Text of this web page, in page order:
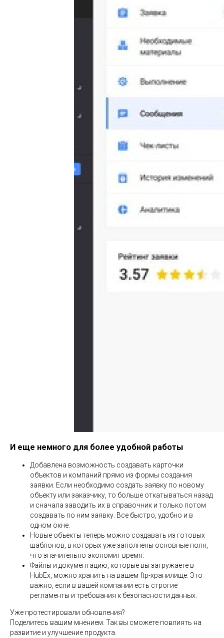
И еще немного для более удобной работы
Добавлена возможность создавать карточки
объектов и компаний прямо из формы создания
заявки. Если необходимо создать заявку по новому
объекту или заказчику, то больше откатываться назад
и сначала заводить их в справочник и только потом
создавать по ним заявку. Все быстро, удобно и в
одном окне.
Новые объекты теперь можно создавать из готовых
шаблонов, в которых уже заполнены основные поля,
что значительно экономит время.
Файлы и документацию, которые вы загружаете в
HubEx, можно хранить на вашем ftp-хранилище. Это
важно, если в вашей компании есть строгие
регламенты и требования к безопасности данных.
Уже протестировали обновления?
Поделитесь вашим мнением. Так вы сможете повлиять на
развитие и улучшение продукта.